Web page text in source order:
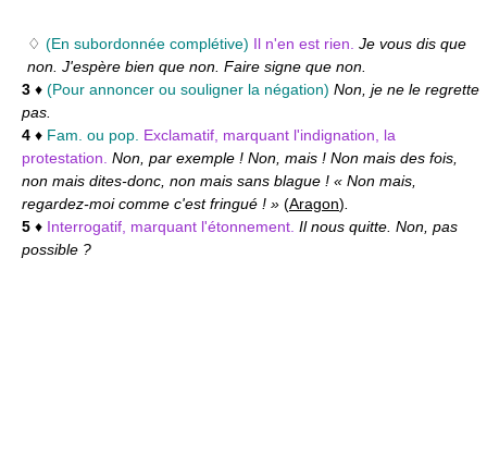
♢ (En subordonnée complétive) Il n'en est rien. Je vous dis que
non. J'espère bien que non. Faire signe que non.
3 ♦ (Pour annoncer ou souligner la négation) Non, je ne le regrette
pas.
4 ♦ Fam. ou pop. Exclamatif, marquant l'indignation, la
protestation. Non, par exemple ! Non, mais ! Non mais des fois,
non mais dites-donc, non mais sans blague ! « Non mais,
regardez-moi comme c'est fringué ! » (Aragon)
5 ♦ Interrogatif, marquant l'étonnement. Il nous quitte. Non, pas
possible ?